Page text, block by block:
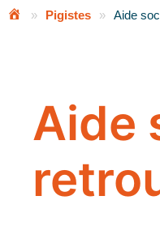
» Pigistes » Aide
Aide